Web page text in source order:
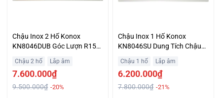
Chậu Inox 2 Hố Konox
KN8046DUB Góc Lượn R15
Dễ Vệ Sinh Lòng Chậu Giá Ưu
Đãi
Chậu 2 hố Lắp âm
7.600.000₫
9.500.000₫ -20%
Chậu Inox 1 Hố Konox
KN8046SU Dung Tích Chậu
Lớn Hạn Chế Bắn Nước
Khuyến Mãi Đặc Biệt
Chậu 1 hố Lắp âm
6.200.000₫
7.800.000₫ -21%